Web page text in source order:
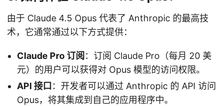
由于 Claude 4.5 Opus 代表了 Anthropic 的最高技
术，它通常通过以下方式提供：
Claude Pro 订阅 ：订阅 Claude Pro（每月 20 美
元）的用户可以获得对 Opus 模型的访问权限。
API 接口 ：开发者可以通过 Anthropic 的 API 访问
Opus，将其集成到自己的应用程序中。